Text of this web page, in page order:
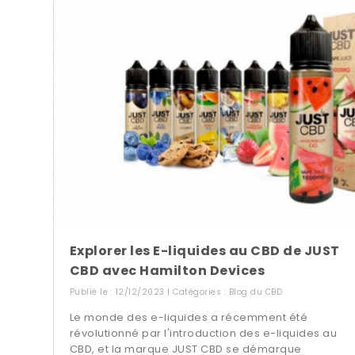
Explorer les E-liquides au CBD de JUST
CBD avec Hamilton Devices
Publié le : 12/12/2023 | Catégories : Blog du CBD
Le monde des e-liquides a récemment été
révolutionné par l'introduction des e-liquides au
CBD, et la marque JUST CBD se démarque